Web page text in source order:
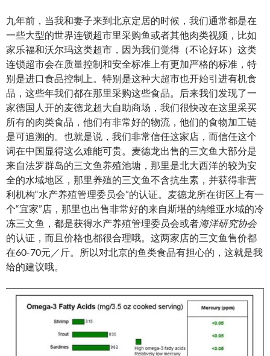
九年前，当我和妻子来到北京定居的时候，我们通常都是在
一些大型的世界连锁超市里采购鱼或者其他肉类视频，比如
家乐福和沃尔玛这类超市，因为我们觉得（不论好坏）这类
连锁超市会在质量控制和安全标准上有更加严格的标准，特
别是进口食品控制上。特别是这种大超市也开始引进有机食
品，这些年我们都在那里采购这些食品。后来我们发现了一
家德国人开的麦德龙超大自助商场，我们很快改在这里采买
所有的肉类食品，他们有非常好的物流，他们的食物加工链
是可追溯的。也就是说，我们非常信任这家店，而信任这个
词在中国显得这么难能可贵。麦德龙出售的三文鱼大部分是
来自法罗群岛的三文鱼养殖池塘，那里是北大西洋的较为安
全的水域地区，那里养殖的三文鱼不含抗生素，并获得非营
利机构“水产养殖管理委员会”的认证。麦德龙所在街区上有一
个“宜家”店，那里也出售非常好的来自斯堪的纳维亚水域的冷
冻三文鱼，都是获得水产养殖管理委员会或者海洋研究协会
的认证，而且价格也都很合理哦。这两家店的三文鱼售价都
在60-70元／斤。所以对北京的鱼类食品有担心的，这就是我
给的建议哦。